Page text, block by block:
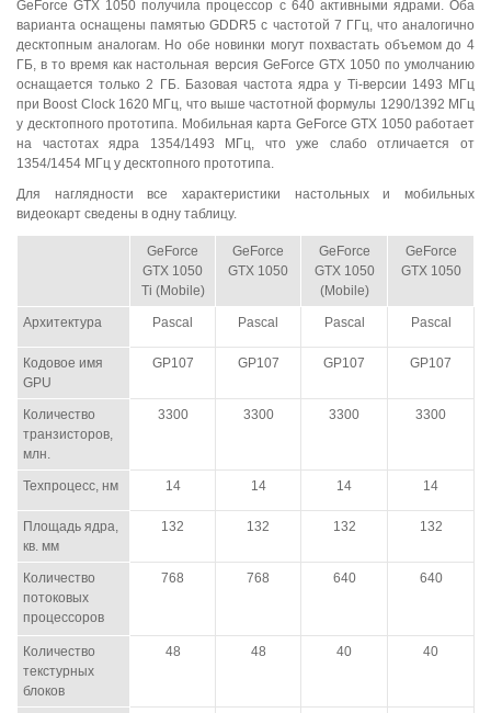
GeForce GTX 1050 получила процессор с 640 активными ядрами. Оба
варианта оснащены памятью GDDR5 с частотой 7 ГГц, что аналогично
десктопным аналогам. Но обе новинки могут похвастать объемом до 4
ГБ, в то время как настольная версия GeForce GTX 1050 по умолчанию
оснащается только 2 ГБ. Базовая частота ядра у Ti-версии 1493 МГц
при Boost Clock 1620 МГц, что выше частотной формулы 1290/1392 МГц
у десктопного прототипа. Мобильная карта GeForce GTX 1050 работает
на частотах ядра 1354/1493 МГц, что уже слабо отличается от
1354/1454 МГц у десктопного прототипа.
Для наглядности все характеристики настольных и мобильных
видеокарт сведены в одну таблицу.
GeForce
GTX 1050
Ti (Mobile)
GeForce
GTX 1050
GeForce
GTX 1050
(Mobile)
GeForce
GTX 1050
Архитектура Pascal Pascal Pascal Pascal
Кодовое имя
GPU
GP107 GP107 GP107 GP107
Количество
транзисторов,
млн.
3300 3300 3300 3300
Техпроцесс, нм 14 14 14 14
Площадь ядра,
кв. мм
132 132 132 132
Количество
потоковых
процессоров
768 768 640 640
Количество
текстурных
блоков
48 48 40 40